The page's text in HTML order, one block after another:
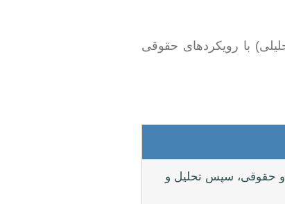
با رویکردهای حقوقی
حقوقی، سپس تحلیل و